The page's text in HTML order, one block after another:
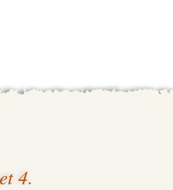
4.